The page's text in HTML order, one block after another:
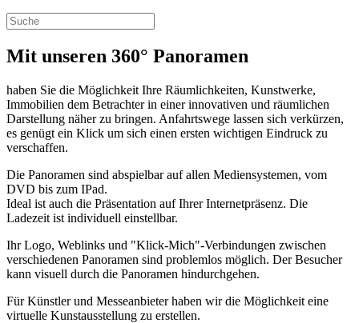
Mit unseren 360° Panoramen
haben Sie die Möglichkeit Ihre Räumlichkeiten, Kunstwerke,
Immobilien dem Betrachter in einer innovativen und räumlichen
Darstellung näher zu bringen. Anfahrtswege lassen sich verkürzen,
es genügt ein Klick um sich einen ersten wichtigen Eindruck zu
verschaffen.
Die Panoramen sind abspielbar auf allen Mediensystemen, vom
DVD bis zum IPad.
Ideal ist auch die Präsentation auf Ihrer Internetpräsenz. Die
Ladezeit ist individuell einstellbar.
Ihr Logo, Weblinks und "Klick-Mich"-Verbindungen zwischen
verschiedenen Panoramen sind problemlos möglich. Der Besucher
kann visuell durch die Panoramen hindurchgehen.
Für Künstler und Messeanbieter haben wir die Möglichkeit eine
virtuelle Kunstausstellung zu erstellen.